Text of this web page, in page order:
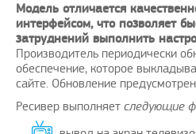
Модель отличается
интерфейсом, что позволяет
затруднений выполнить
Производитель периодически
обеспечение, которое
сайте. Обновление
Ресивер выполняет следующие